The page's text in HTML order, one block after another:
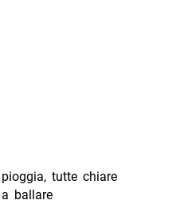
tutte chiare
ballare